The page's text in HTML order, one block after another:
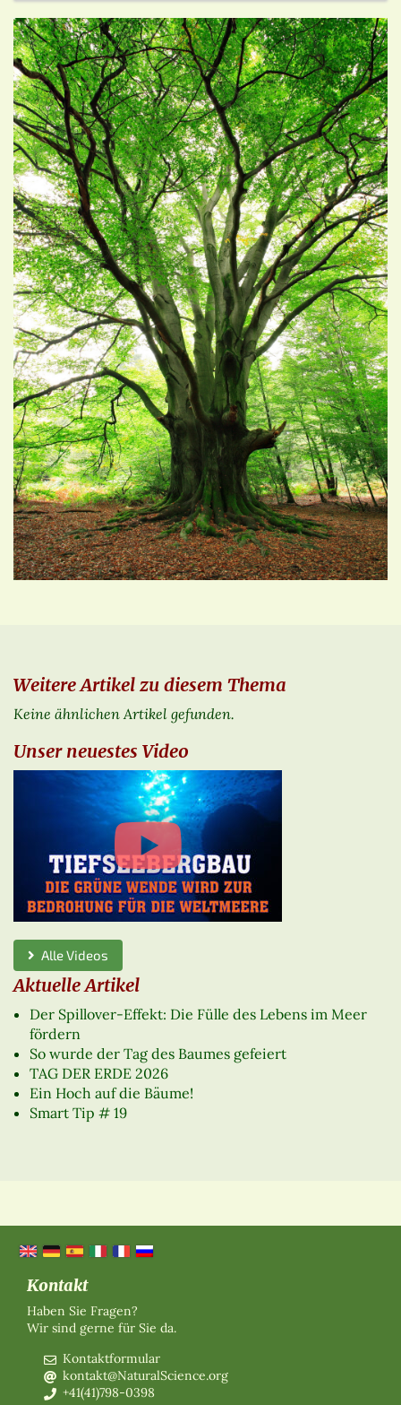
Weitere Artikel zu diesem Thema
Keine ähnlichen Artikel gefunden.
Unser neuestes Video
Alle Videos
Aktuelle Artikel
Der Spillover-Effekt: Die Fülle des Lebens im Meer
fördern
So wurde der Tag des Baumes gefeiert
TAG DER ERDE 2026
Ein Hoch auf die Bäume!
Smart Tip # 19
Kontakt
Haben Sie Fragen?
Wir sind gerne für Sie da.
Kontaktformular
kontakt@NaturalScience.org
+41(41)798-0398